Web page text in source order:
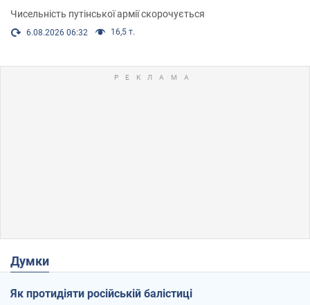
Чисельність путінської армії скорочується
6.08.2026 06:32 16,5 т.
Думки
Як протидіяти російській балістиці